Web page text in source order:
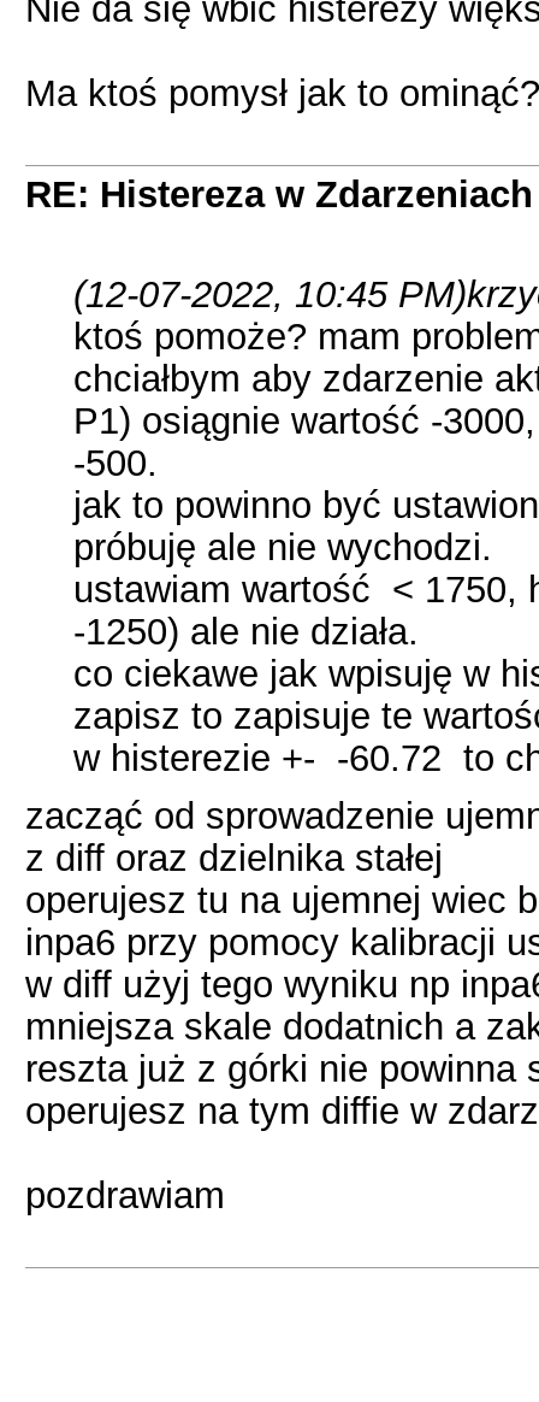
Nie da się wbić histerezy
Ma ktoś pomysł jak to ominąć?
RE: Histereza w
(12-07-2022, 10:45 PM)
ktoś pomoże? mam
chciałbym aby zdarzenie
P1) osiągnie wartość -
-500.
jak to powinno być
próbuję ale nie wychodzi.
ustawiam wartość < 1750,
-1250) ale nie działa.
co ciekawe jak wpisuję w
zapisz to zapisuje te
w histerezie +- -60.72 to
zacząć od sprowadzenie
z diff oraz dzielnika stałej
operujesz tu na ujemnej wiec
inpa6 przy pomocy kalibracji
w diff użyj tego wyniku np
mniejsza skale dodatnich a
reszta już z górki nie powinna
operujesz na tym diffie w
pozdrawiam